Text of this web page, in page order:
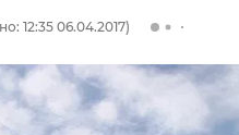
12:35 06.04.2017)